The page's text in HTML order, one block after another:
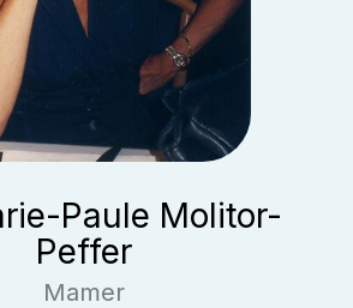
Paule Molitor-
Peffer
Mamer